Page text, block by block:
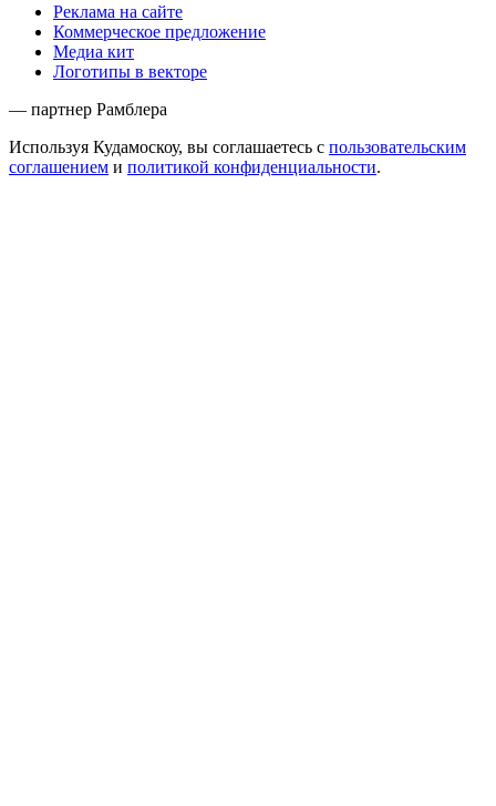
Реклама на сайте
Коммерческое предложение
Медиа кит
Логотипы в векторе
— партнер Рамблера
Используя Кудамоскоу, вы соглашаетесь с пользовательским
соглашением и политикой конфиденциальности.